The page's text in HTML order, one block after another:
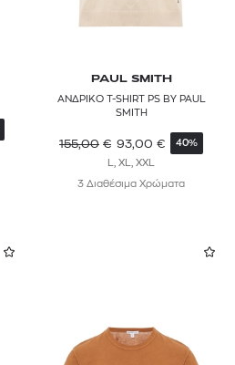
PAUL SMITH
ΑΝΔΡΙΚΟ T-SHIRT PS BY PAUL
SMITH
155,00 € 93,00 € 40%
L, XL, XXL
3 Διαθέσιμα Χρώματα